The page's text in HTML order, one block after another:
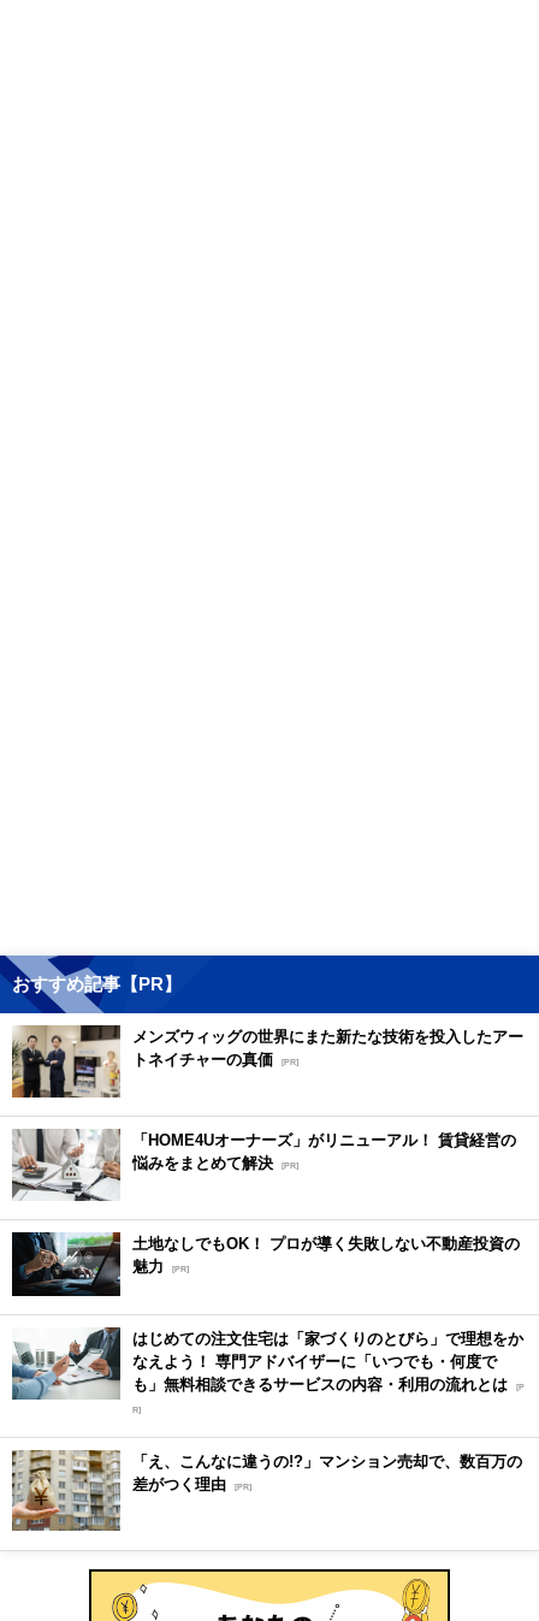
おすすめ記事【PR】
メンズウィッグの世界にまた新たな技術を投入したアー
トネイチャーの真価 [PR]
「HOME4Uオーナーズ」がリニューアル！ 賃貸経営の
悩みをまとめて解決 [PR]
土地なしでもOK！ プロが導く失敗しない不動産投資の
魅力
[PR]
はじめての注文住宅は「家づくりのとびら」で理想をか
なえよう！ 専門アドバイザーに「いつでも・何度で
も」無料相談できるサービスの内容・利用の流れとは [P
R]
「え、こんなに違うの!?」マンション売却で、数百万の
差がつく理由 [PR]